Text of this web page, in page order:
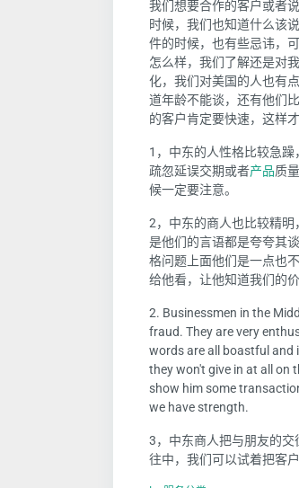
我们想要合作的客户或者
时候，我们也知道什么该
件的时候，也有些忌讳，
怎么样，我们了解还是对
化，我们对美国的人也有
道年龄不能谈，还有他们
的客户肯定要快速，这样
1，中东的人性格比较急躁
疏忽延误交期或者产品质
候一定要注意。
2，中东的商人也比较精
是他们的言语都是夸夸其
格问题上面他们是一点也
给他看，让他知道我们的
2. Businessmen in the
fraud. They are very
words are all boastful and
they won't give in at all on
show him some
we have strength.
3，中东商人把与朋友的
往中，我们可以试着把客户